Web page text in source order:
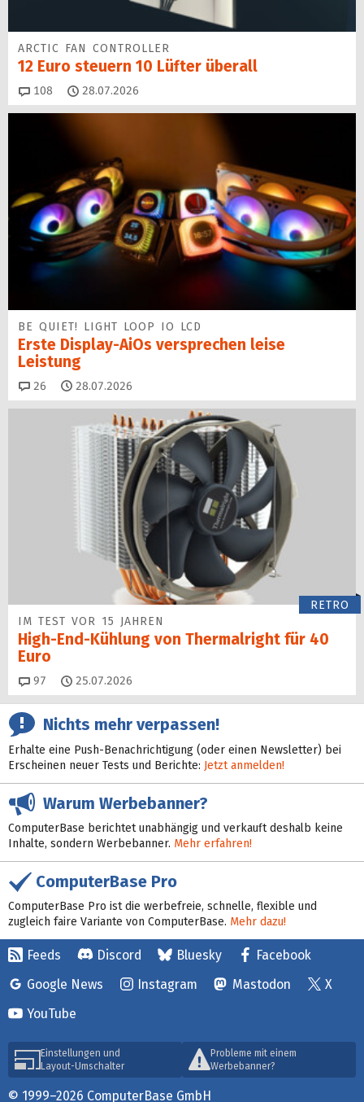
ARCTIC FAN CONTROLLER
12 Euro steuern 10 Lüfter überall
108 Kommentare
28.07.2026
BE QUIET! LIGHT LOOP IO LCD
Erste Display-AiOs versprechen leise
Leistung
26 Kommentare
28.07.2026
RETRO
IM TEST VOR 15 JAHREN
High-End-Kühlung von Thermalright für 40
Euro
97 Kommentare
25.07.2026
Nichts mehr verpassen!
Erhalte eine Push-Benachrichtigung (oder einen Newsletter) bei
Erscheinen neuer Tests und Berichte: Jetzt anmelden!
Warum Werbebanner?
ComputerBase berichtet unabhängig und verkauft deshalb keine
Inhalte, sondern Werbebanner. Mehr erfahren!
ComputerBase Pro
ComputerBase Pro ist die werbefreie, schnelle, flexible und
zugleich faire Variante von ComputerBase. Mehr dazu!
Feeds Discord Bluesky
Facebook
Google News
Instagram Mastodon
X
YouTube
Einstellungen und
Layout-Umschalter
Probleme mit einem
Werbebanner?
© 1999–2026 ComputerBase GmbH